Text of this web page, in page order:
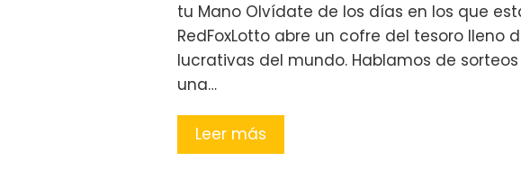
tu Mano Olvídate de los días en los que
RedFoxLotto abre un cofre del tesoro lleno
lucrativas del mundo. Hablamos de
una…
Leer más